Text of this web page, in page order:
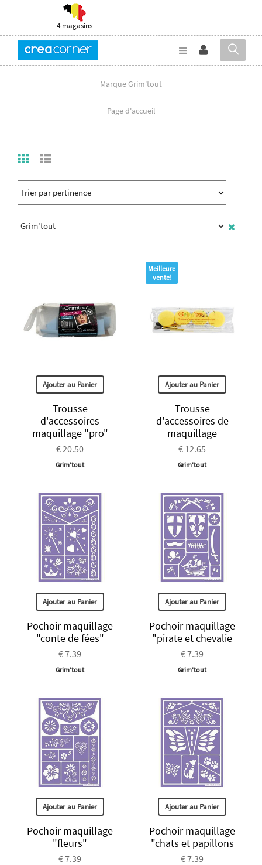
4 magasins
Marque Grim'tout
Page d'accueil
Ajouter au Panier
Trousse
d'accessoires
maquillage "pro"
€ 20.50
Grim'tout
Meilleure
vente!
Ajouter au Panier
Trousse
d'accessoires de
maquillage
€ 12.65
Grim'tout
Ajouter au Panier
Pochoir maquillage
"conte de fées"
€ 7.39
Grim'tout
Ajouter au Panier
Pochoir maquillage
"pirate et chevalie
€ 7.39
Grim'tout
Ajouter au Panier
Pochoir maquillage
"fleurs"
€ 7.39
Ajouter au Panier
Pochoir maquillage
"chats et papillons
€ 7.39